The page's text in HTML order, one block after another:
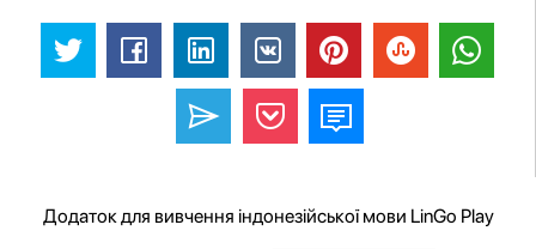
Додаток для вивчення індонезійської мови LinGo Play